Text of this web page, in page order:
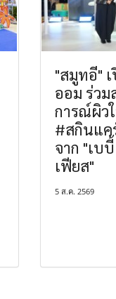
"สมูทอี"
ออม ร่วม
การณ์ผิว
#สกินแค
จาก "เบ
เฟียส"
5 ส.ค. 2569